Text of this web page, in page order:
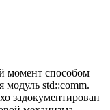
момент способом
модуль std::comm.
задокументирован